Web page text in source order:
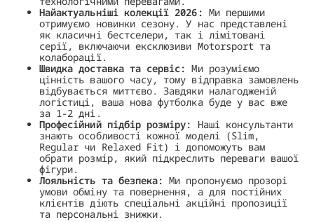
Найактуальніші колекції 2026: Ми першими
отримуємо новинки сезону. У нас представлені
як класичні бестселери, так і лімітовані
серії, включаючи ексклюзиви Motorsport та
колаборації.
Швидка доставка та сервіс: Ми розуміємо
цінність вашого часу, тому відправка замовлень
відбувається миттєво. Завдяки налагодженій
логістиці, ваша нова футболка буде у вас вже
за 1-2 дні.
Професійний підбір розміру:
Наші консультанти
знають особливості кожної моделі (Slim,
Regular чи Relaxed Fit) і допоможуть вам
обрати розмір, який підкреслить переваги вашої
фігури.
Лояльність та безпека: Ми пропонуємо прозорі
умови обміну та повернення, а для постійних
клієнтів діють спеціальні акційні пропозиції
та персональні знижки.